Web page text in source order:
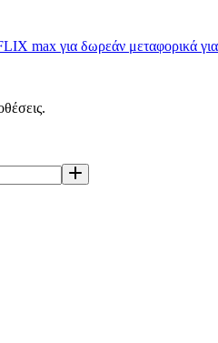
max για δωρεάν μεταφορικά